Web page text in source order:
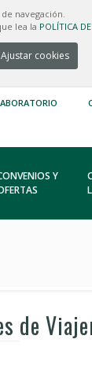
navegación.
lea la POLÍTICA
Ajustar cookies
Y
de